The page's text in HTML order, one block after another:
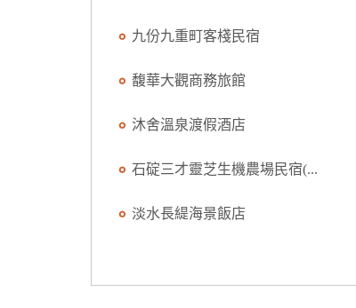
九份九重町客棧民宿
馥華大觀商務旅館
沐舍溫泉渡假酒店
石碇三才靈芝生機農場民宿(...
淡水長緹海景飯店